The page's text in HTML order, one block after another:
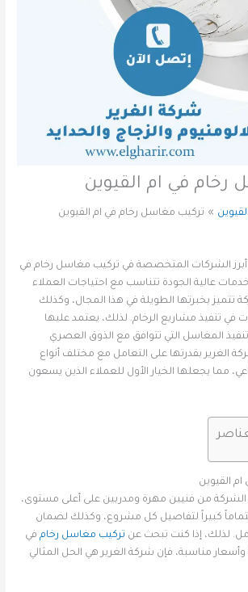
رخام في ام القيوين
تركيب مغاسل رخام في ام القيوين
الشركات المتخصصة في تركيب مغاسل رخام في
عالية الجودة تتناسب مع احتياجات العملاء
تتميز بخبرتها الطويلة في هذا المجال، وكذلك
في تنفيذ مشاريع الرخام. لذلك، يعتمد عليها
المغاسل التي تتوافق مع الذوق العصري
الغرير بقدرتها على التعامل مع مختلف أنواع
مما يجعلها الخيار الأول للعملاء الذين يسعون
القيوين
من فنيين مهرة ومدربين على أعلى مستوى،
كبيراً لتفاصيل كل مشروع، وكذلك لضمان
لذلك، إذا كنت تبحث عن تركيب مغاسل رخام في
وأسعار مناسبة، فإن شركة الغرير هي الحل المثالي